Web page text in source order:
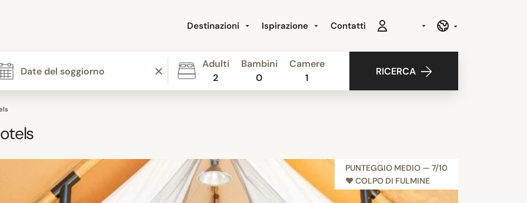
Destinazioni Ispirazione Contatti
Adulti
2
Bambini
0
Camere
1
RICERCA
PUNTEGGIO MEDIO — 7/10
♥︎ COLPO DI FULMINE